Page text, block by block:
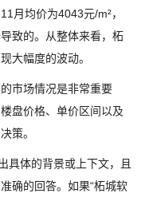
月均价为4043元/m²，
致的。从整体来看，柘
大幅度的波动。
市场情况是非常重要
盘价格、单价区间以及
策。
具体的背景或上下文，且
确的回答。如果“柘城软